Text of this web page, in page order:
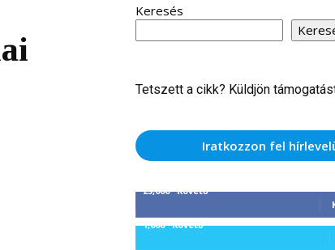
Keresés
Tetszett a cikk? Küldjön
Iratkozzon fel
25,000 Követő
1,000 Követő